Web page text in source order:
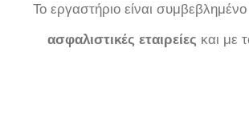
Το εργαστήριο είναι
ασφαλιστικές εταιρείες και με